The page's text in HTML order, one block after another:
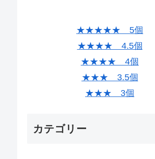
★★★★★ 5個
★★★★ 4.5個
★★★★ 4個
★★★ 3.5個
★★★ 3個
カテゴリー